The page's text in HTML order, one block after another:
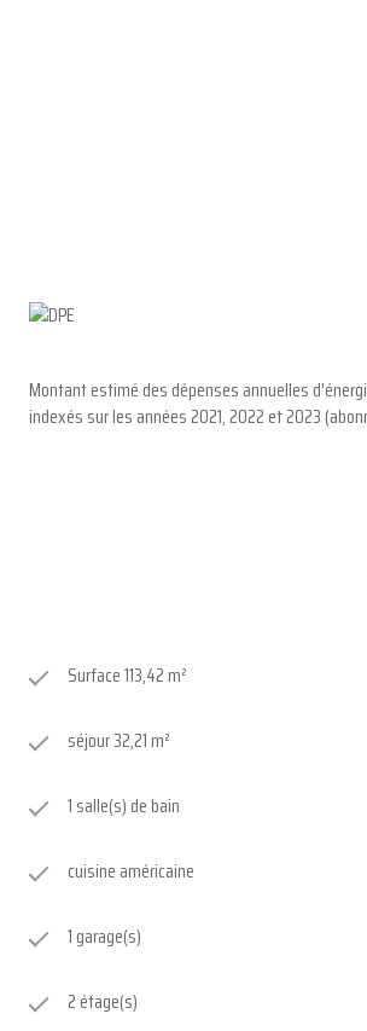
Syndic bénévole, faibles charges de copropriété
Le charme de l’ancien, son emplacement
Montant estimé des dépenses annuelles
indexés sur les années 2021, 2022 et 2023
Surface 113,42 m²
séjour 32,21 m²
1 salle(s) de bain
cuisine américaine
1 garage(s)
2 étage(s)